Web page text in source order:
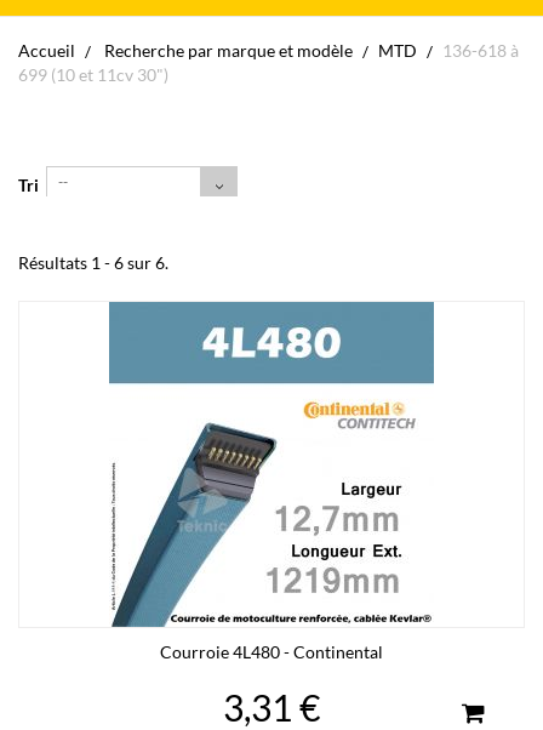
Accueil Recherche par marque et modèle MTD
136-618 à
699 (10 et 11cv 30")
Tri --
Résultats 1 - 6 sur 6.
Courroie 4L480 - Continental
3,31 €